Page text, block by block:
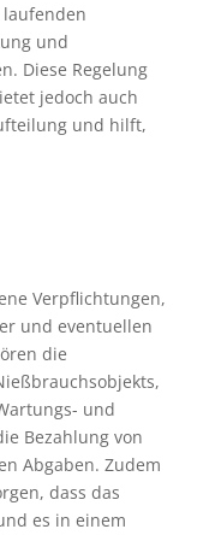
und
Diese Regelung
jedoch auch
und hilft,
Verpflichtungen,
und eventuellen
die
und
Bezahlung von
Abgaben. Zudem
dass das
es in einem